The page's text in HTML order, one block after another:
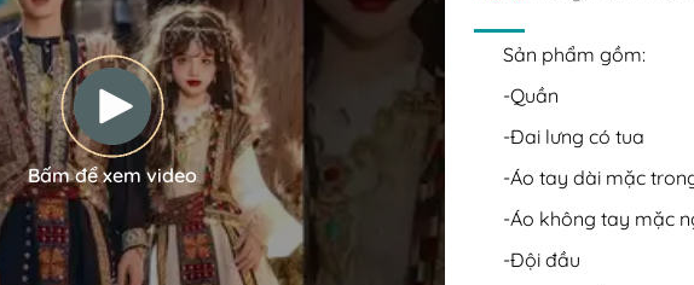
Bấm để xem video
Sản phẩm gồm:
-Quần
-Đai lưng có tua
-Áo tay dài mặc
-Áo không tay mặc
-Đội đầu